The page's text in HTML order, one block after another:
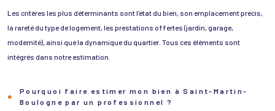
Les critères les plus déterminants sont l’état du bien, son emplacement précis,
la rareté du type de logement, les prestations offertes (jardin, garage,
modernité), ainsi que la dynamique du quartier. Tous ces éléments sont
intégrés dans notre estimation.
Pourquoi faire estimer mon bien à Saint-Martin-
Boulogne par un professionnel ?